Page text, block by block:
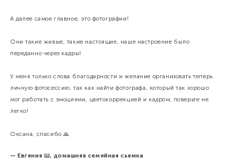
А далее самое главное, это фотографии!
Они такие живые, такие настоящие, наше настроение было
переданно через кадры!
У меня только слова благодарности и желание организовать теперь
личную фотосессию, так как найти фотографа, который так хорошо
мог работать с эмоциями, цветокоррекцией и кадром, поверьте не
легко!
Оксана, спасибо 🙏
— Евгения Ш, домашняя семейная сьемка